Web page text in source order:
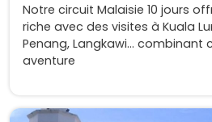
Notre circuit Malaisie 10 jours
riche avec des visites à Kuala
Penang, Langkawi... combinant
aventure